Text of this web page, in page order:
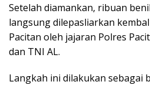
Setelah diamankan, ribuan
langsung dilepasliarkan
Pacitan oleh jajaran Polres
dan TNI AL.
Langkah ini dilakukan sebagai